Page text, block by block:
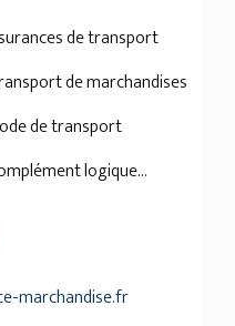
de transport
de marchandises
de transport
logique...
marchandise.fr